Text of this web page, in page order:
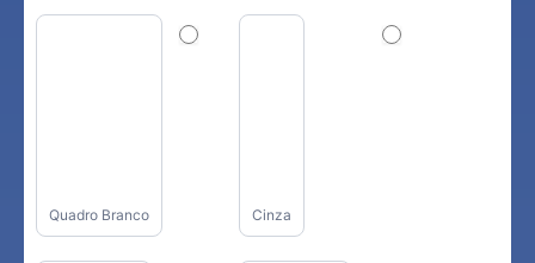
Quadro Branco Cinza